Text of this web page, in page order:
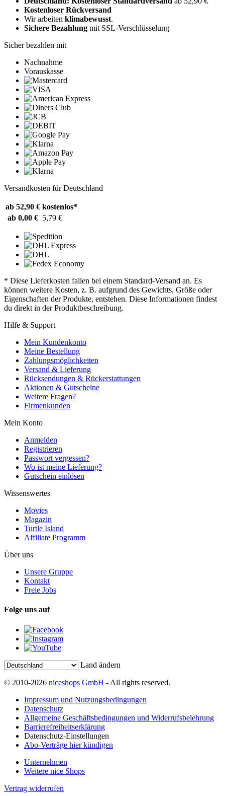
Kostenloser Rückversand
Wir arbeiten klimabewusst.
Sichere Bezahlung mit SSL-Verschlüsselung
Sicher bezahlen mit
Nachnahme
Vorauskasse
Versandkosten für Deutschland
ab 52,90 € kostenlos*
ab 0,00 € 5,79 €
* Diese Lieferkosten fallen bei einem Standard-Versand an. Es
können weitere Kosten, z. B. aufgrund des Gewichts, Größe oder
Eigenschaften der Produkte, entstehen. Diese Informationen findest
du direkt in der Produktbeschreibung.
Hilfe & Support
Mein Kundenkonto
Meine Bestellung
Zahlungsmöglichkeiten
Versand & Lieferung
Rücksendungen & Rückerstattungen
Aktionen & Gutscheine
Weitere Fragen?
Firmenkunden
Mein Konto
Anmelden
Registrieren
Passwort vergessen?
Wo ist meine Lieferung?
Gutschein einlösen
Wissenswertes
Movies
Magazin
Turtle Island
Affiliate Programm
Über uns
Unsere Gruppe
Kontakt
Freie Jobs
Folge uns auf
Land ändern
© 2010-2026 niceshops GmbH - All rights reserved.
Impressum und Nutzungsbedingungen
Datenschutz
Allgemeine Geschäftsbedingungen und Widerrufsbelehrung
Barrierefreiheitserklärung
Datenschutz-Einstellungen
Abo-Verträge hier kündigen
Unternehmen
Weitere nice Shops
Vertrag widerrufen